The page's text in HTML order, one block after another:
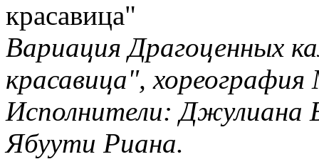
Вариация Драгоценных
красавица",
Исполнители:
Ябуути Риана.